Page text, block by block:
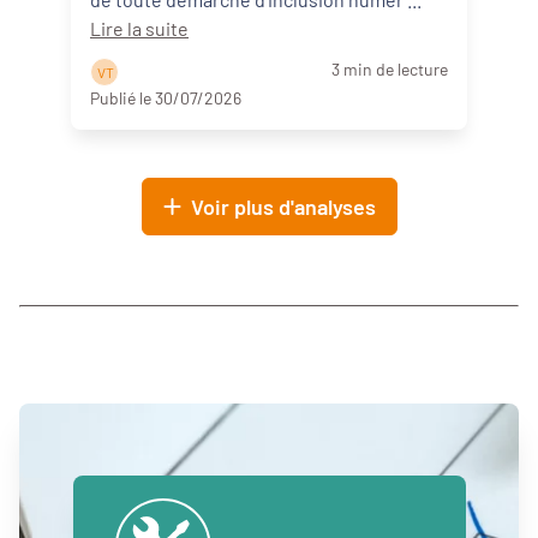
Lire la suite
V T
3 min de lecture
Publié le 30/07/2026
Voir plus d'analyses